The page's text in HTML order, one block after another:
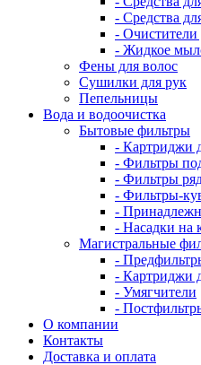
- Средства
- Очистители
- Жидкое
Фены для волос
Сушилки для рук
Пепельницы
Вода и водоочистка
Бытовые фильтры
- Картриджи
- Фильтры
- Фильтры
- Фильтры-
-
- Насадки на
Магистральные
-
- Картриджи
- Умягчители
-
О компании
Контакты
Доставка и оплата